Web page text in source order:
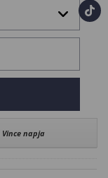
Vince napja